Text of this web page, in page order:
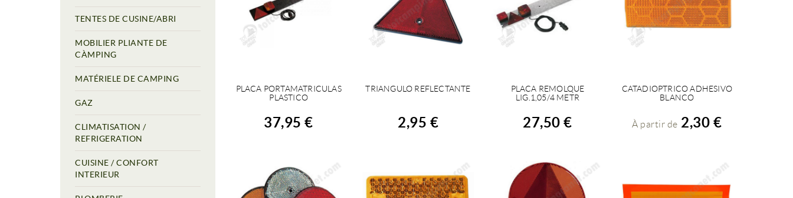
TENTES DE CUSINE/ABRI
MOBILIER PLIANTE DE
CÀMPING
MATÉRIELE DE CAMPING
GAZ
CLIMATISATION /
REFRIGERATION
CUISINE / CONFORT
INTERIEUR
ACHETER
PLACA PORTAMATRICULAS
PLASTICO
37,95 €
ACHETER
TRIANGULO REFLECTANTE
2,95 €
ACHETER
PLACA REMOLQUE
LIG.1,05/4 METR
27,50 €
VOIR LES DÉTAILS
CATADIOPTRICO ADHESIVO
BLANCO
À partir de 2,30 €